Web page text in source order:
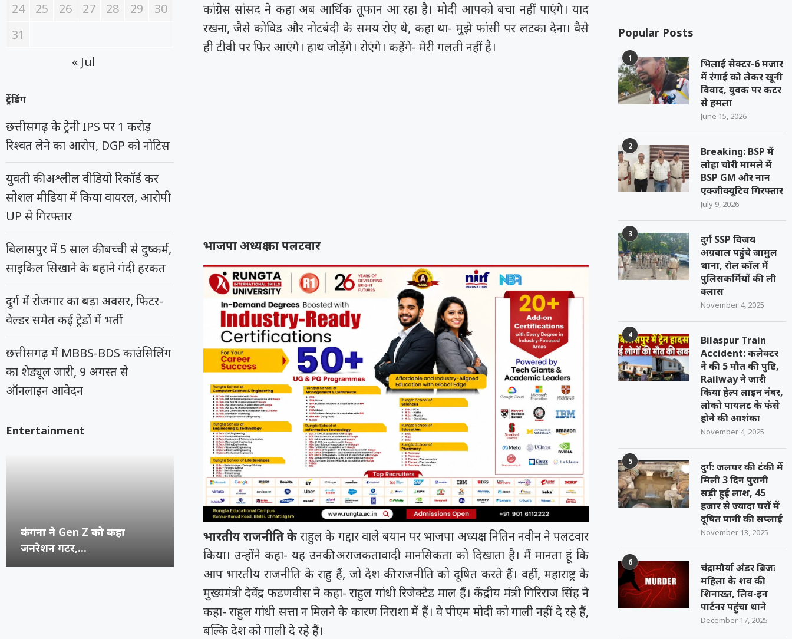
कांग्रेस सांसद ने कहा अब आर्थिक तूफान आ रहा है। मोदी आपको बचा नहीं पाएंगे। याद
रखना, जैसे कोविड और नोटबंदी के समय रोए थे, कहा था- मुझे फांसी पर लटका देना। वैसे
ही टीवी पर फिर आएंगे। हाथ जोड़ेंगे। रोएंगे। कहेंगे- मेरी गलती नहीं है।
भाजपा अध्यक्ष का पलटवार
भारतीय राजनीति केराहुल के गद्दार वाले बयान पर भाजपा अध्यक्ष नितिन नवीन ने पलटवार
किया। उन्होंने कहा- यह उनकी अराजकतावादी मानसिकता को दिखाता है। मैं मानता हूं कि
आप भारतीय राजनीति के राहु हैं, जो देश की राजनीति को दूषित करते हैं। वहीं, महाराष्ट्र के
मुख्यमंत्री देवेंद्र फडणवीस ने कहा- राहुल गांधी रिजेक्टेड माल हैं। केंद्रीय मंत्री गिरिराज सिंह ने
कहा- राहुल गांधी सत्ता न मिलने के कारण निराशा में हैं। वे पीएम मोदी को गाली नहीं दे रहे हैं,
बल्कि देश को गाली दे रहे हैं।
Popular Posts
1
भिलाई सेक्टर-6 मजार
में रंगाई को लेकर खूनी
विवाद, युवक पर कटर
से हमला
June 15, 2026
2
Breaking: BSP में
लोहा चोरी मामले में
BSP GM और नान
एक्जीक्यूटिव गिरफ्तार
July 9, 2026
3
दुर्ग SSP विजय
अग्रवाल पहुंचे जामुल
थाना, रोल कॉल में
पुलिसकर्मियों की ली
क्लास
November 4, 2025
4
Bilaspur Train
Accident: कलेक्टर
ने की 5 मौत की पुष्टि,
Railway ने जारी
किया हेल्प लाइन नंबर,
लोको पायलट के फंसे
होने की आशंका
November 4, 2025
5
दुर्ग: जलघर की टंकी में
मिली 3 दिन पुरानी
सड़ी हुई लाश, 45
हजार से ज्यादा घरों में
दूषित पानी की सप्लाई
November 13, 2025
6
चंद्रामौर्या अंडर ब्रिजः
महिला के शव की
शिनाख्त, लिव-इन
पार्टनर पहुंचा थाने
December 17, 2025
24
25 26 27 28 29
30
31
« Jul
ट्रेंडिंग
छत्तीसगढ़ के ट्रेनी IPS पर 1 करोड़
रिश्वत लेने का आरोप, DGP को नोटिस
युवती की अश्लील वीडियो रिकॉर्ड कर
सोशल मीडिया में किया वायरल, आरोपी
UP से गिरफ्तार
बिलासपुर में 5 साल की बच्ची से दुष्कर्म,
साइकिल सिखाने के बहाने गंदी हरकत
दुर्ग में रोजगार का बड़ा अवसर, फिटर-
वेल्डर समेत कई ट्रेडों में भर्ती
छत्तीसगढ़ में MBBS-BDS काउंसिलिंग
का शेड्यूल जारी, 9 अगस्त से
ऑनलाइन आवेदन
Entertainment
कंगना ने Gen Z को कहा
जनरेशन गटर,...
सुप्रीम कोर्ट का समय रैना समेत 6
कॉमेडियन्स...
रूंगटा यूनिवर्सिटी के फिल्म
फेस्टिवल में पहुंची चक...
राष्ट्रीय नृत्य महोत्सव में चमका
भिलाई का हुनर,...